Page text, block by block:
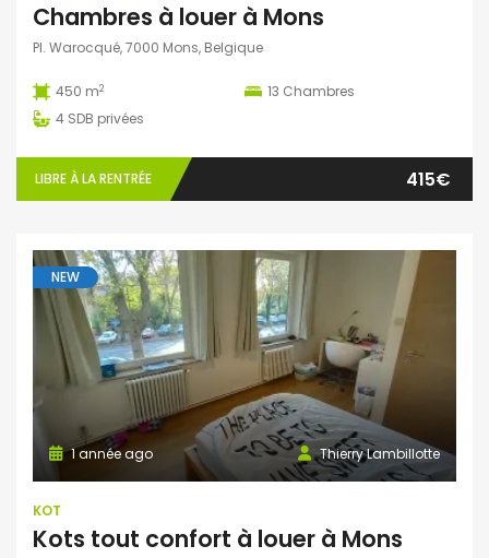
Chambres à louer à Mons
Pl. Warocqué, 7000 Mons, Belgique
450 m2 13 Chambres
4 SDB privées
LIBRE À LA RENTRÉE 415€
NEW
Thierry Lambillotte
1 année ago
KOT
Kots tout confort à louer à Mons